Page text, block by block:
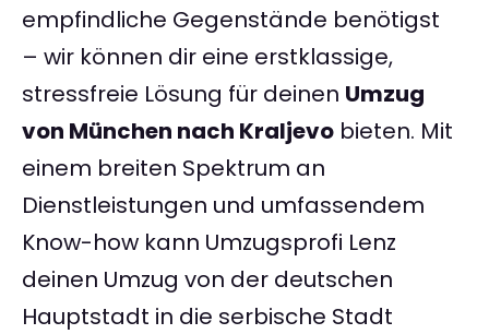
empfindliche Gegenstände benötigst
– wir können dir eine erstklassige,
stressfreie Lösung für deinen Umzug
von München nach Kraljevo bieten. Mit
einem breiten Spektrum an
Dienstleistungen und umfassendem
Know-how kann Umzugsprofi Lenz
deinen Umzug von der deutschen
Hauptstadt in die serbische Stadt